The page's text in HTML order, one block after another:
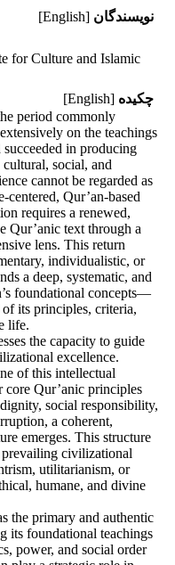
نویسندگان [English]
for Culture and Islamic
چکیده [English]
period commonly
on the teachings
in producing
social, and
cannot be regarded as
Qur’an-based
requires a renewed,
Qur’anic text through a
lens. This return
individualistic, or
a deep, systematic, and
foundational concepts—
its principles, criteria,
life.
the capacity to guide
excellence.
of this intellectual
core Qur’anic principles
social responsibility,
a coherent,
emerges. This structure
civilizational
utilitarianism, or
humane, and divine
the primary and authentic
its foundational teachings
power, and social order